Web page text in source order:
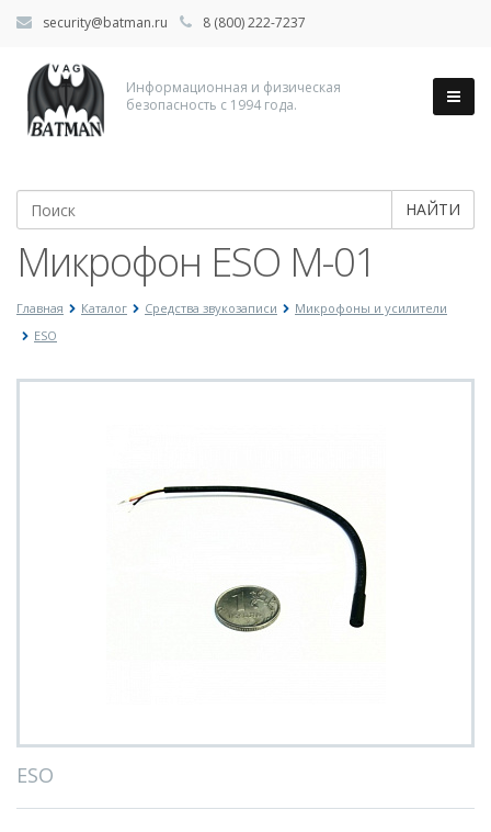
security@batman.ru 8 (800) 222-7237
Информационная и физическая
безопасность с 1994 года.
НАЙТИ
Микрофон ESO M-01
Главная Каталог Средства звукозаписи
Микрофоны и усилители
ESO
ESO